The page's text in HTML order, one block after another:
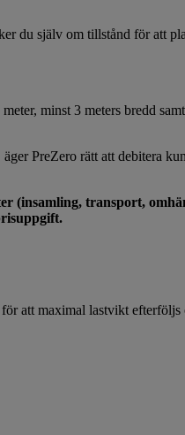
du själv om tillstånd för att
minst 3 meters bredd
PreZero rätt att debitera
(insamling, transport,
att maximal lastvikt